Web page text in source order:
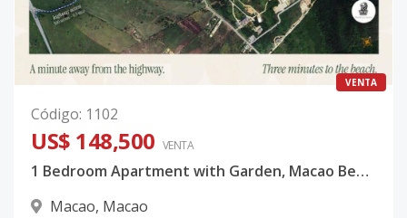
VENTA
Código: 1102
US$ 148,500 VENTA
1 Bedroom Apartment with Garden, Macao Beach, Punta Cana
Macao, Macao